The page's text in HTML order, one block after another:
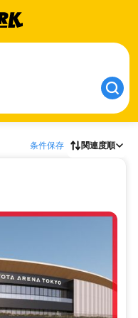
条件保存 関連度順